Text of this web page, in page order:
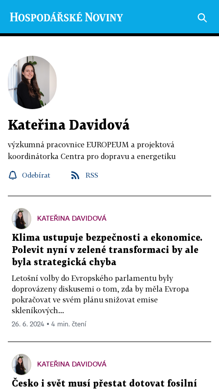
Kateřina Davidová
výzkumná pracovnice EUROPEUM a projektová
koordinátorka Centra pro dopravu a energetiku
Odebírat RSS
KATEŘINA DAVIDOVÁ
Klima ustupuje bezpečnosti a ekonomice.
Polevit nyní v zelené transformaci by ale
byla strategická chyba
Letošní volby do Evropského parlamentu byly
doprovázeny diskusemi o tom, zda by měla Evropa
pokračovat ve svém plánu snižovat emise
skleníkových...
26. 6. 2024 ▪ 4 min. čtení
KATEŘINA DAVIDOVÁ
Česko i svět musí přestat dotovat fosilní